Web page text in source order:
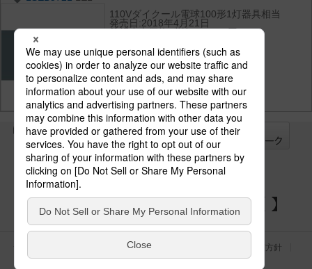
110Vダイクール電球100形1灯器具相当
発売日:2018年4月21日
希望小売価格(税抜):12,300円
消費電力:7.3 W
消費効率:110.2 lm/W
光色(色温度):昼白色（5000K）
演色性:Ra83
全て
チェック
チェック
した器具を
パナソニックの電気設備 SNSアカウント
クッキーポリシー
個人情報保護方針